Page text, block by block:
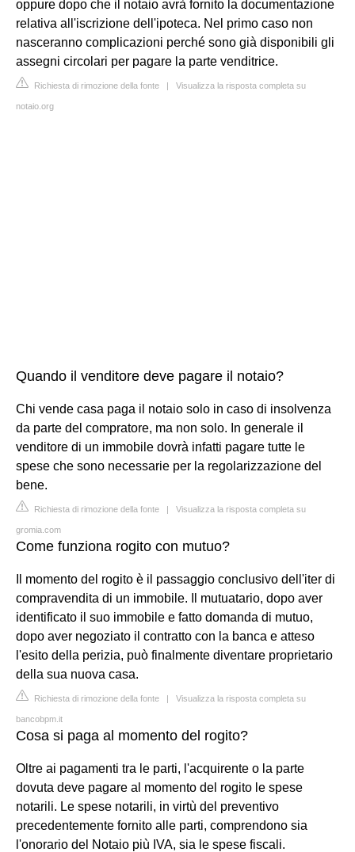
oppure dopo che il notaio avrà fornito la documentazione
relativa all'iscrizione dell'ipoteca. Nel primo caso non
nasceranno complicazioni perché sono già disponibili gli
assegni circolari per pagare la parte venditrice.
Richiesta di rimozione della fonte | Visualizza la risposta completa su
notaio.org
Quando il venditore deve pagare il notaio?
Chi vende casa paga il notaio solo in caso di insolvenza
da parte del compratore, ma non solo. In generale il
venditore di un immobile dovrà infatti pagare tutte le
spese che sono necessarie per la regolarizzazione del
bene.
Richiesta di rimozione della fonte | Visualizza la risposta completa su
gromia.com
Come funziona rogito con mutuo?
Il momento del rogito è il passaggio conclusivo dell'iter di
compravendita di un immobile. Il mutuatario, dopo aver
identificato il suo immobile e fatto domanda di mutuo,
dopo aver negoziato il contratto con la banca e atteso
l'esito della perizia, può finalmente diventare proprietario
della sua nuova casa.
Richiesta di rimozione della fonte | Visualizza la risposta completa su
bancobpm.it
Cosa si paga al momento del rogito?
Oltre ai pagamenti tra le parti, l'acquirente o la parte
dovuta deve pagare al momento del rogito le spese
notarili. Le spese notarili, in virtù del preventivo
precedentemente fornito alle parti, comprendono sia
l'onorario del Notaio più IVA, sia le spese fiscali.